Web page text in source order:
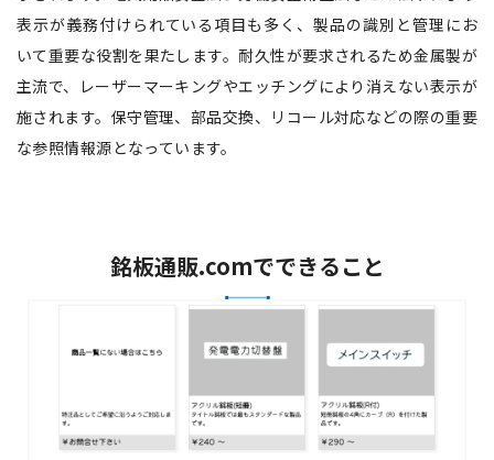
表示が義務付けられている項目も多く、製品の識別と管理にお
いて重要な役割を果たします。耐久性が要求されるため金属製が
主流で、レーザーマーキングやエッチングにより消えない表示が
施されます。保守管理、部品交換、リコール対応などの際の重要
な参照情報源となっています。
銘板通販.comでできること